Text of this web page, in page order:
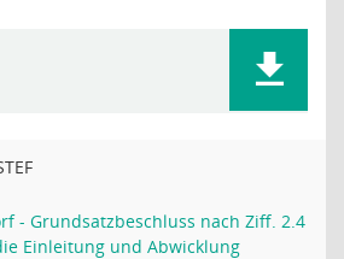
- Grundsatzbeschluss nach Ziff. 2.4
Einleitung und Abwicklung